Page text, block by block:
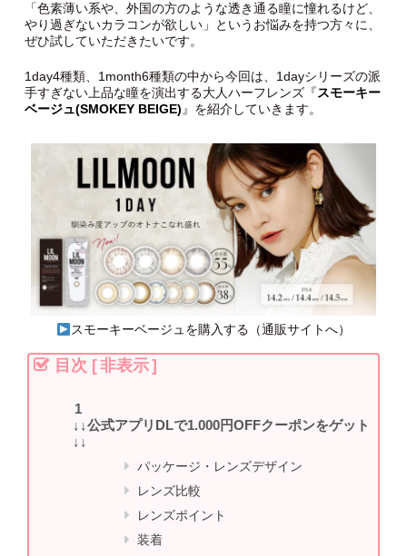
「色素薄い系や、外国の方のような透き通る瞳に憧れるけど、
やり過ぎないカラコンが欲しい」というお悩みを持つ方々に、
ぜひ試していただきたいです。
1day4種類、1month6種類の中から今回は、1dayシリーズの派
手すぎない上品な瞳を演出する大人ハーフレンズ『スモーキー
ベージュ(SMOKEY BEIGE) 』を紹介していきます。
スモーキーベージュを購入する（通販サイトへ）
目次 [非表示]
↓↓公式アプリDLで1.000円OFFクーポンをゲット
↓↓
パッケージ・レンズデザイン
レンズ比較
レンズポイント
装着